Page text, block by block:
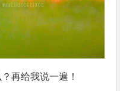
再给我说一遍！